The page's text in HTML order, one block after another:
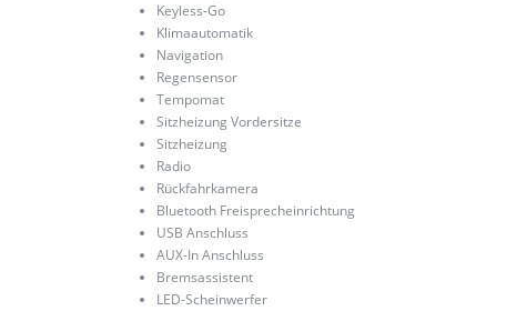
Keyless-Go
Klimaautomatik
Navigation
Regensensor
Tempomat
Sitzheizung Vordersitze
Sitzheizung
Radio
Rückfahrkamera
Bluetooth Freisprecheinrichtung
USB Anschluss
AUX-In Anschluss
Bremsassistent
LED-Scheinwerfer